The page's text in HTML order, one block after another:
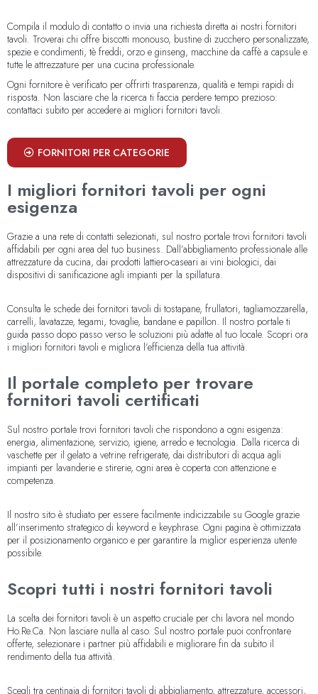
Compila il modulo di contatto o invia una richiesta diretta ai nostri fornitori
tavoli. Troverai chi offre biscotti monouso, bustine di zucchero personalizzate,
spezie e condimenti, tè freddi, orzo e ginseng, macchine da caffè a capsule e
tutte le attrezzature per una cucina professionale.
Ogni fornitore è verificato per offrirti trasparenza, qualità e tempi rapidi di
risposta. Non lasciare che la ricerca ti faccia perdere tempo prezioso:
contattaci subito per accedere ai migliori fornitori tavoli.
FORNITORI PER CATEGORIE
I migliori fornitori tavoli per ogni
esigenza
Grazie a una rete di contatti selezionati, sul nostro portale trovi fornitori tavoli
affidabili per ogni area del tuo business. Dall’abbigliamento professionale alle
attrezzature da cucina, dai prodotti lattiero-caseari ai vini biologici, dai
dispositivi di sanificazione agli impianti per la spillatura.
Consulta le schede dei fornitori tavoli di tostapane, frullatori, tagliamozzarella,
carrelli, lavatazze, tegami, tovaglie, bandane e papillon. Il nostro portale ti
guida passo dopo passo verso le soluzioni più adatte al tuo locale. Scopri ora
i migliori fornitori tavoli e migliora l’efficienza della tua attività.
Il portale completo per trovare
fornitori tavoli certificati
Sul nostro portale trovi fornitori tavoli che rispondono a ogni esigenza:
energia, alimentazione, servizio, igiene, arredo e tecnologia. Dalla ricerca di
vaschette per il gelato a vetrine refrigerate, dai distributori di acqua agli
impianti per lavanderie e stirerie, ogni area è coperta con attenzione e
competenza.
Il nostro sito è studiato per essere facilmente indicizzabile su Google grazie
all’inserimento strategico di keyword e keyphrase. Ogni pagina è ottimizzata
per il posizionamento organico e per garantire la miglior esperienza utente
possibile.
Scopri tutti i nostri fornitori tavoli
La scelta dei fornitori tavoli è un aspetto cruciale per chi lavora nel mondo
Ho.Re.Ca. Non lasciare nulla al caso. Sul nostro portale puoi confrontare
offerte, selezionare i partner più affidabili e migliorare fin da subito il
rendimento della tua attività.
Scegli tra centinaia di fornitori tavoli di abbigliamento, attrezzature, accessori,